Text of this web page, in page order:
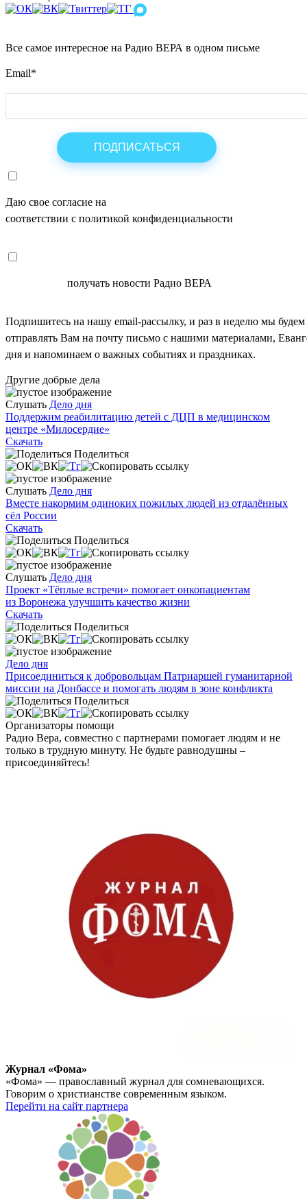
Все самое интересное на Радио ВЕРА в одном письме
Email*
Даю свое согласие на
соответствии с политикой конфиденциальности
получать новости Радио ВЕРА
Подпишитесь на нашу email-рассылку, и раз в неделю мы будем
отправлять Вам на почту письмо с нашими материалами,
дня и напоминаем о важных событиях и праздниках.
Другие добрые дела
Слушать Дело дня
Поддержим реабилитацию детей с ДЦП в медицинском
центре «Милосердие»
Скачать
Поделиться
Слушать Дело дня
Вместе накормим одиноких пожилых людей из отдалённых
сёл России
Скачать
Поделиться
Слушать Дело дня
Проект «Тёплые встречи» помогает онкопациентам
из Воронежа улучшить качество жизни
Скачать
Поделиться
Дело дня
Присоединиться к добровольцам Патриаршей гуманитарной
миссии на Донбассе и помогать людям в зоне конфликта
Поделиться
Организаторы помощи
Радио Вера, совместно с партнерами помогает людям и не
только в трудную минуту. Не будьте равнодушны –
присоединяйтесь!
Журнал «Фома»
«Фома» — православный журнал для сомневающихся.
Говорим о христианстве современным языком.
Перейти на сайт партнера